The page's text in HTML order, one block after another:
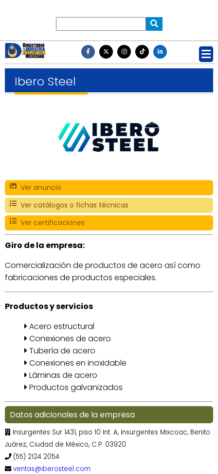
Ibero Steel
Ver anuncio
Ver catálogos o fichas técnicas
Ver certificaciones
Giro de la empresa:
Comercialización de productos de acero así como
fabricaciones de productos especiales.
Productos y servicios
Acero estructural
Conexiones de acero
Tubería de acero
Conexiones en inoxidable
Láminas de acero
Productos galvanizados
Datos adicionales de la empresa
Insurgentes Sur 1431, piso 10 Int. A, Insurgentes Mixcoac, Benito
Juárez, Ciudad de México, C.P. 03920
(55) 2124 2054
ventas@iberosteel.com